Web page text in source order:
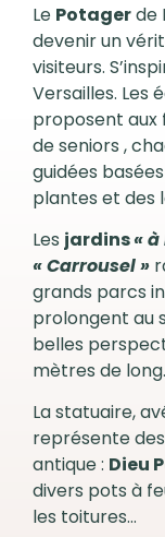
Le Potagerde
devenir un
visiteurs.
Versailles. Les
proposent aux
de seniors ,
guidées
plantes et des
Les jardins«
« Carrousel »
grands parcs
prolongent au
belles
mètres de long.
La statuaire,
représente
antique : Dieu
divers pots à
les toitures…